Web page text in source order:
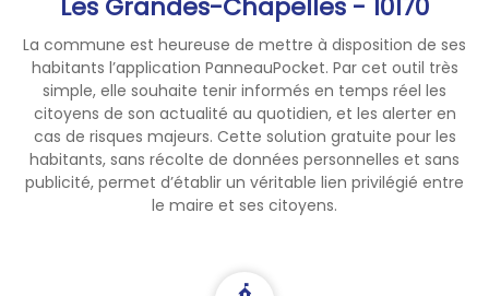
La commune est heureuse de mettre à disposition de ses
habitants l’application PanneauPocket. Par cet outil très
simple, elle souhaite tenir informés en temps réel les
citoyens de son actualité au quotidien, et les alerter en
cas de risques majeurs. Cette solution gratuite pour les
habitants, sans récolte de données personnelles et sans
publicité, permet d’établir un véritable lien privilégié entre
le maire et ses citoyens.